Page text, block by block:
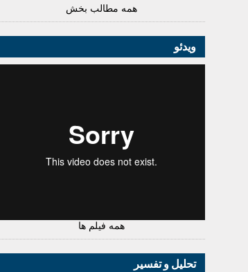
همه مطالب بخش
ویدئو
همه فیلم ها
تحلیل و تفسیر